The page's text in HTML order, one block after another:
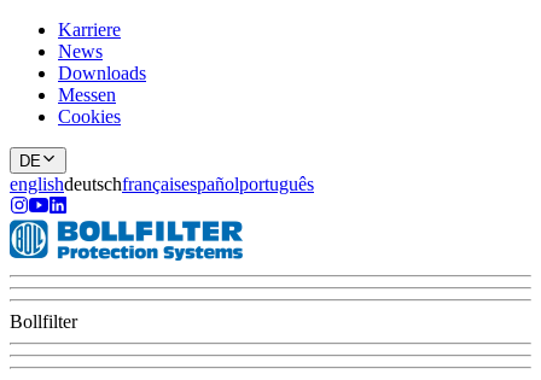
Karriere
News
Downloads
Messen
Cookies
DE
englishdeutschfrançaisespañolportuguês
Bollfilter